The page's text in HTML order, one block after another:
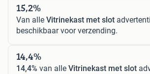
15,2%
Van alle Vitrinekast met slot
beschikbaar voor verzending.
14,4%
14,4% van alle Vitrinekast met slot